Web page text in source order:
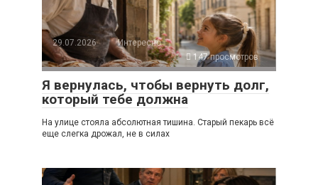
29.07.2026
Интересно
147 просмотров
Я вернулась, чтобы вернуть долг,
который тебе должна
На улице стояла абсолютная тишина. Старый пекарь всё
еще слегка дрожал, не в силах